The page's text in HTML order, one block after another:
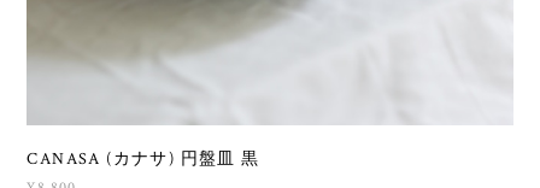
CANASA (カナサ) 円盤皿 黒